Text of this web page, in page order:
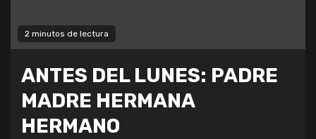
2 minutos de lectura
ANTES DEL LUNES: PADRE
MADRE HERMANA
HERMANO